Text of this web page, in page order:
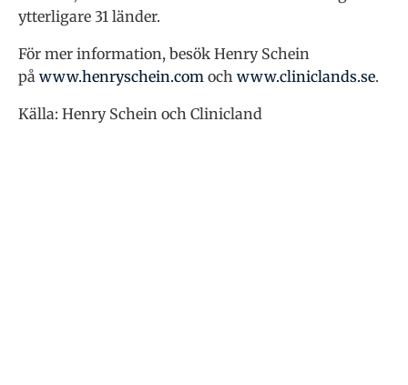
ytterligare 31 länder.
För mer information, besök Henry Schein
på www.henryschein.com och www.cliniclands.se.
Källa: Henry Schein och Clinicland